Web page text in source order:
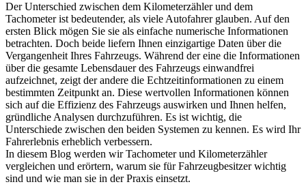
Der Unterschied zwischen dem Kilometerzähler und dem
Tachometer ist bedeutender, als viele Autofahrer glauben. Auf den
ersten Blick mögen Sie sie als einfache numerische Informationen
betrachten. Doch beide liefern Ihnen einzigartige Daten über die
Vergangenheit Ihres Fahrzeugs. Während der eine die Informationen
über die gesamte Lebensdauer des Fahrzeugs einwandfrei
aufzeichnet, zeigt der andere die Echtzeitinformationen zu einem
bestimmten Zeitpunkt an. Diese wertvollen Informationen können
sich auf die Effizienz des Fahrzeugs auswirken und Ihnen helfen,
gründliche Analysen durchzuführen. Es ist wichtig, die
Unterschiede zwischen den beiden Systemen zu kennen. Es wird Ihr
Fahrerlebnis erheblich verbessern.
In diesem Blog werden wir Tachometer und Kilometerzähler
vergleichen und erörtern, warum sie für Fahrzeugbesitzer wichtig
sind und wie man sie in der Praxis einsetzt.